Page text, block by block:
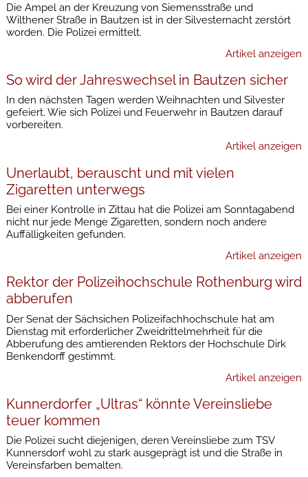
Die Ampel an der Kreuzung von Siemensstraße und
Wilthener Straße in Bautzen ist in der Silvesternacht zerstört
worden. Die Polizei ermittelt.
Artikel anzeigen
So wird der Jahreswechsel in Bautzen sicher
In den nächsten Tagen werden Weihnachten und Silvester
gefeiert. Wie sich Polizei und Feuerwehr in Bautzen darauf
vorbereiten.
Artikel anzeigen
Unerlaubt, berauscht und mit vielen
Zigaretten unterwegs
Bei einer Kontrolle in Zittau hat die Polizei am Sonntagabend
nicht nur jede Menge Zigaretten, sondern noch andere
Auffälligkeiten gefunden.
Artikel anzeigen
Rektor der Polizeihochschule Rothenburg wird
abberufen
Der Senat der Sächsichen Polizeifachhochschule hat am
Dienstag mit erforderlicher Zweidrittelmehrheit für die
Abberufung des amtierenden Rektors der Hochschule Dirk
Benkendorff gestimmt.
Artikel anzeigen
Kunnerdorfer „Ultras“ könnte Vereinsliebe
teuer kommen
Die Polizei sucht diejenigen, deren Vereinsliebe zum TSV
Kunnersdorf wohl zu stark ausgeprägt ist und die Straße in
Vereinsfarben bemalten.